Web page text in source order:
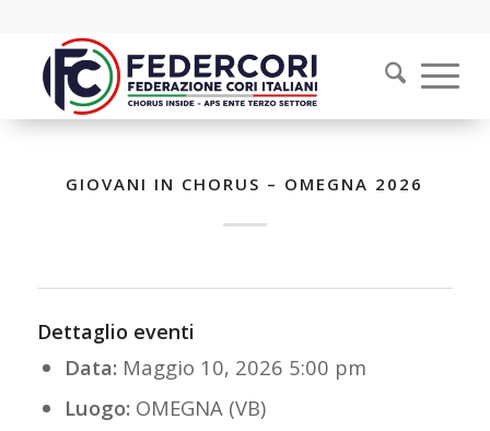
GIOVANI IN CHORUS – OMEGNA 2026
Dettaglio eventi
Data: Maggio 10, 2026 5:00 pm
Luogo: OMEGNA (VB)